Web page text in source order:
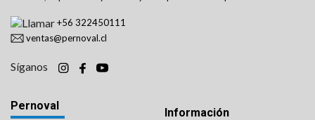
+56 322450111
ventas@pernoval.cl
Síganos
Pernoval
Información